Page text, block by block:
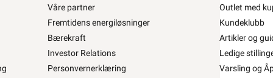
Våre partner
Fremtidens energiløsninger
Bærekraft
Investor Relations
Personvernerklæring
Outlet med
Kundeklubb
Artikler og
Ledige
Varsling og